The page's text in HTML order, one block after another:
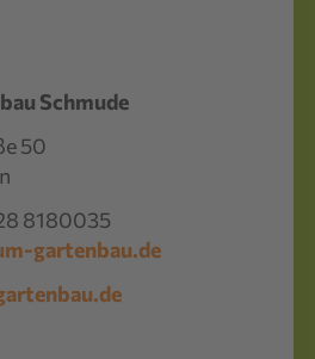
Schmude
50
8180035
gartenbau.de